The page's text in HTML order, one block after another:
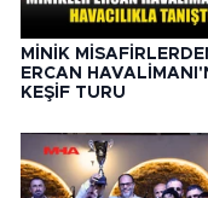
MİNİK
ERCAN
KEŞİF TURU